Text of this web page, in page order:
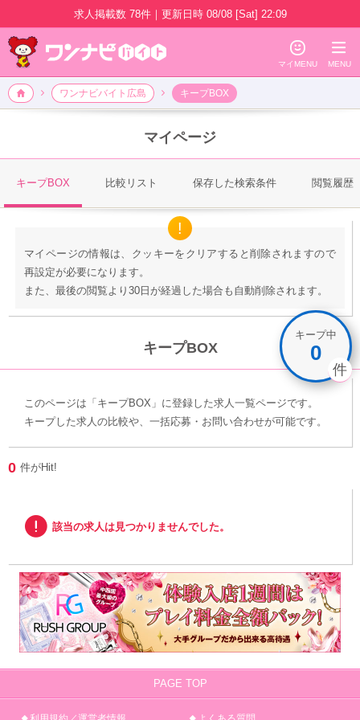
求人掲載数 78件｜ 更新日時 08/08 [Sat] 22:09
広島エリアの風俗アルバイト求人情報
☺
マイMENU
≡
MENU
🏠 ワンナビバイト広島 キープBOX
マイページ
キープBOX 比較リスト 保存した検索条件 閲覧履歴
マイページの情報は、クッキーをクリアすると削除されますので
再設定が必要になります。
また、最後の閲覧より30日が経過した場合も自動削除されます。
キープBOX
キープ中
0
このページは「キープBOX」に登録した求人一覧ページです。
キープした求人の比較や、一括応募・お問い合わせが可能です。
0 件がHit!
！ 該当の求人は見つかりませんでした。
PAGE TOP